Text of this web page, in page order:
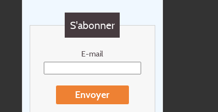
S'abonner
E-mail
Envoyer
Questions?
Newsletter
Conditions de voyage